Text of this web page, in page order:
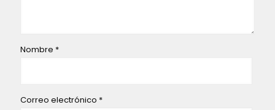
Nombre *
Correo electrónico *